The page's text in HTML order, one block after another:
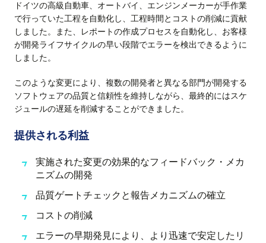
ドイツの高級自動車、オートバイ、エンジンメーカーが手作業
で行っていた工程を自動化し、工程時間とコストの削減に貢献
しました。また、レポートの作成プロセスを自動化し、お客様
が開発ライフサイクルの早い段階でエラーを検出できるように
しました。
このような変更により、複数の開発者と異なる部門が開発する
ソフトウェアの品質と信頼性を維持しながら、最終的にはスケ
ジュールの遅延を削減することができました。
提供される利益
実施された変更の効果的なフィードバック・メカ
ニズムの開発
品質ゲートチェックと報告メカニズムの確立
コストの削減
エラーの早期発見により、より迅速で安定したリ